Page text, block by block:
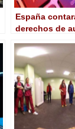
España
derechos de